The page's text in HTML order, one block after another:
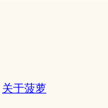
关于菠萝